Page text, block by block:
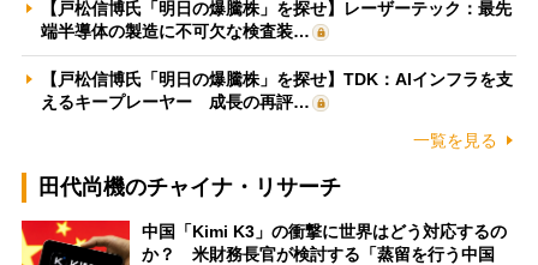
【戸松信博氏「明日の爆騰株」を探せ】レーザーテック：最先
端半導体の製造に不可欠な検査装…
【戸松信博氏「明日の爆騰株」を探せ】TDK：AIインフラを支
えるキープレーヤー 成長の再評…
一覧を見る
田代尚機のチャイナ・リサーチ
中国「Kimi K3」の衝撃に世界はどう対応するの
か？ 米財務長官が検討する「蒸留を行う中国